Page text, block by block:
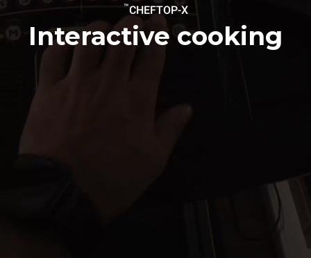
CHEFTOP-X
™
Interactive cooking